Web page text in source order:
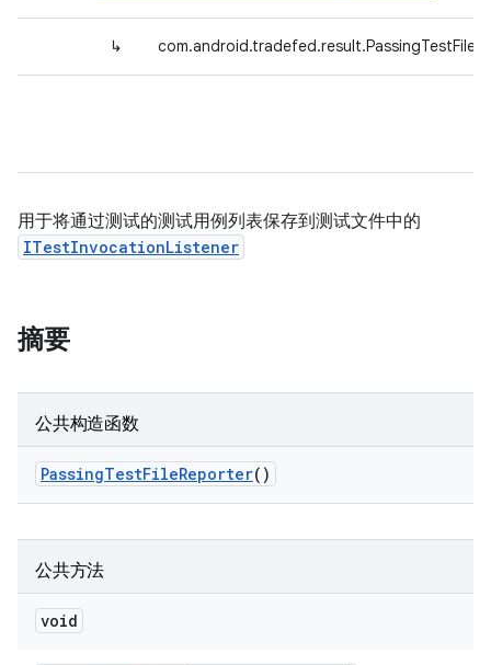
↳
用于将通过测试的测试用例列表保存到测试文件中的
ITestInvocationListener
摘要
公共构造函数
PassingTestFileReporter()
公共方法
void